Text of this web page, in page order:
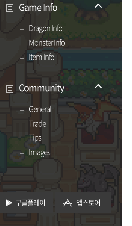
Game Info
Dragon Info
Monster Info
Item Info
Community
General
Trade
Tips
Images
구글플레이 앱스토어